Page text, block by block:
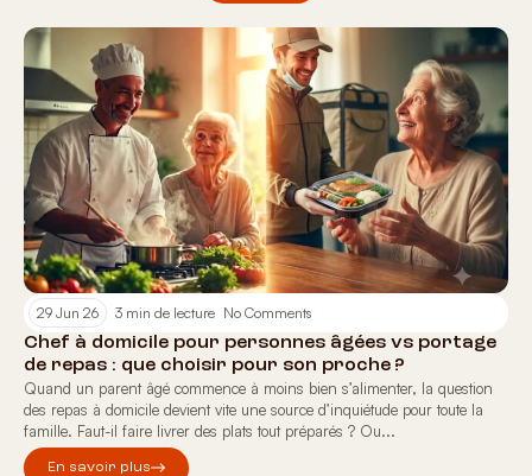
29 Jun 26 3 min de lecture No Comments
Chef à domicile pour personnes âgées vs portage
de repas : que choisir pour son proche ?
Quand un parent âgé commence à moins bien s’alimenter, la question
des repas à domicile devient vite une source d’inquiétude pour toute la
famille. Faut-il faire livrer des plats tout préparés ? Ou...
En savoir plus